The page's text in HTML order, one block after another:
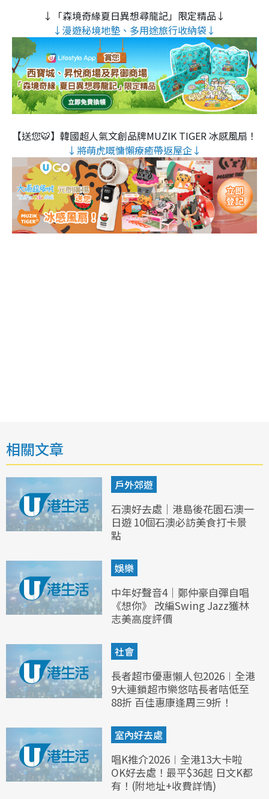
↓「森境奇緣夏日異想尋龍記」限定精品↓
↓漫遊秘境地墊、多用途旅行收納袋↓
【送您🐯】韓國超人氣文創品牌MUZIK TIGER 冰感風扇！
↓將萌虎嘅慵懶療癒帶返屋企↓
相關文章
戶外郊遊
石澳好去處｜港島後花園石澳一
日遊 10個石澳必訪美食打卡景
點
娛樂
中年好聲音4｜鄭仲豪自彈自唱
《想你》 改編Swing Jazz獲林
志美高度評價
社會
長者超市優惠懶人包2026︱全港
9大連鎖超市樂悠咭長者咭低至
88折 百佳惠康逢周三9折！
室內好去處
唱K推介2026︱全港13大卡啦
OK好去處！最平$36起 日文K都
有！(附地址+收費詳情)